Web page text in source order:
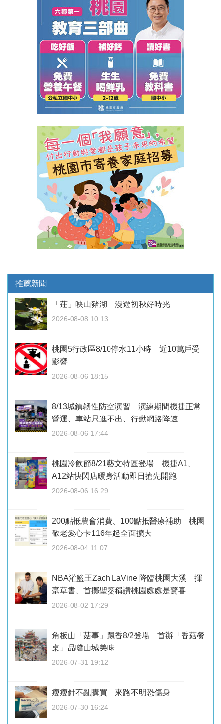
推薦新聞
「蓮」映山豬湖 漫遊初秋好時光
2026-08-08 10:13
桃園5行政區8/10停水11小時 近10萬戶受
影響
2026-08-06 18:15
8/13城鎮韌性防空演習 演練期間機捷正常
營運、車站只進不出、行動網路降速
2026-08-06 17:44
桃園冷飲節8/21藝文特區登場 機捷A1、
A12站快閃店暖身活動即日搶先開跑
2026-08-06 16:29
200點抵農會消費、100點抵醫療補助 桃園
敬老愛心卡116年起全面擴大
2026-08-04 11:07
NBA灌籃王Zach LaVine 降臨桃園大溪 揮
毫草書、首擲聖筊稱讚桃園處處是驚喜
2026-08-02 17:29
角板山「菇事」飄香8/2登場 首辦「香菇餐
桌」品嚐山城美味
2026-07-31 19:12
瘦瘦針不亂購買 來路不明恐傷身
2026-07-30 16:24